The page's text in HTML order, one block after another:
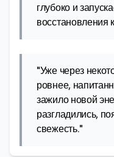
глубоко и
восстановления
"Уже через
ровнее,
зажило новой
разгладились,
свежесть."